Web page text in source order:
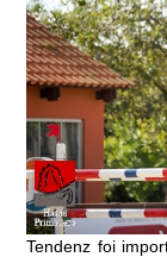
Tendenz foi